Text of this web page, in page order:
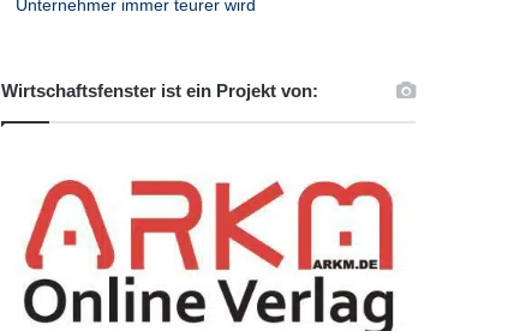
Unternehmer immer teurer wird
Wirtschaftsfenster ist ein Projekt von: